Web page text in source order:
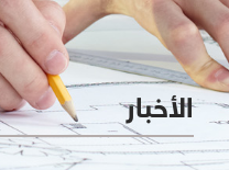
الأخبار